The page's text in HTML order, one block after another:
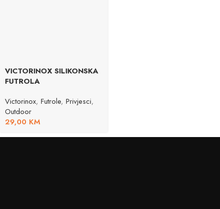
VICTORINOX SILIKONSKA
FUTROLA
Victorinox, Futrole, Privjesci,
Outdoor
29,00 KM